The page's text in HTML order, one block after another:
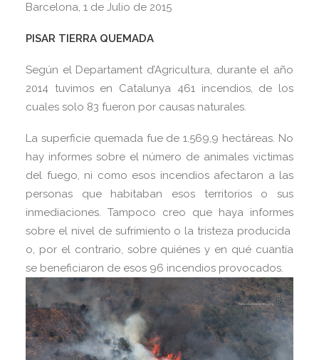
Barcelona, 1 de Julio de 2015
PISAR TIERRA QUEMADA
Según el Departament d’Agricultura, durante el año
2014 tuvimos en Catalunya 461 incendios, de los
cuales solo 83 fueron por causas naturales.
La superficie quemada fue de 1.569,9 hectáreas. No
hay informes sobre el número de animales victimas
del fuego, ni como esos incendios afectaron a las
personas que habitaban esos territorios o sus
inmediaciones. Tampoco creo que haya informes
sobre el nivel de sufrimiento o la tristeza producida
o, por el contrario, sobre quiénes y en qué cuantía
se beneficiaron de esos 96 incendios provocados.